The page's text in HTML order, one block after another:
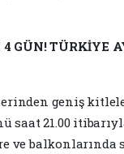
4 GÜN! TÜRKİYE
geniş
saat 21.00
ve balkonlarında